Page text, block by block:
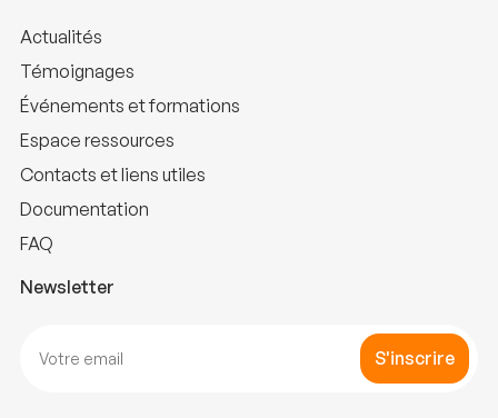
Actualités
Témoignages
Événements et formations
Espace ressources
Contacts et liens utiles
Documentation
FAQ
Newsletter
S'inscrire